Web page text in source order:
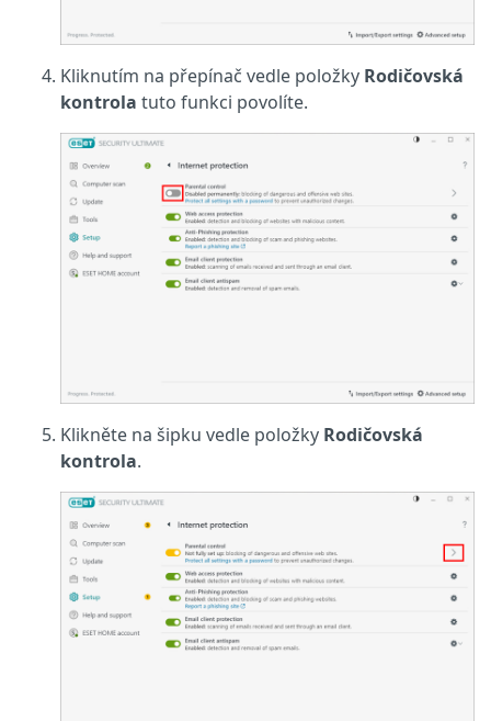
Kliknutím na přepínač vedle položky Rodičovská
kontrola tuto funkci povolíte.
Klikněte na šipku vedle položky Rodičovská
kontrola.